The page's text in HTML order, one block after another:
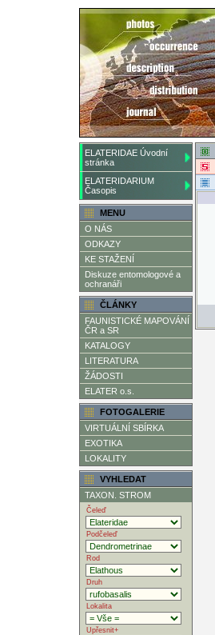
ELATERIDAE Úvodní
stránka
ELATERIDARIUM
Časopis
MENU
O NÁS
ODKAZY
KE STAŽENÍ
Diskuze entomologové a
ochranáři
ČLÁNKY
FAUNISTICKÉ MAPOVÁNÍ
ČR a SR
KATALOGY
LITERATURA
ŽÁDOSTI
ELATER o.s.
FOTOGALERIE
VIRTUÁLNÍ SBÍRKA
EXOTIKA
LOKALITY
VYHLEDAT
TAXON. STROM
Čeleď
Podčeleď
Rod
Druh
Lokalita
Upřesnit+